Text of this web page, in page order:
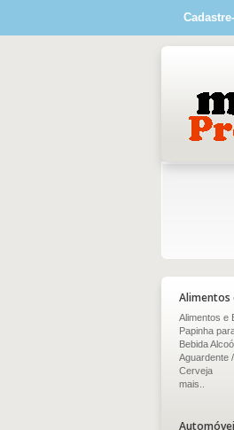
Alimentos
Alimentos e
Papinha
Bebida
Aguardente
Cerveja
mais..